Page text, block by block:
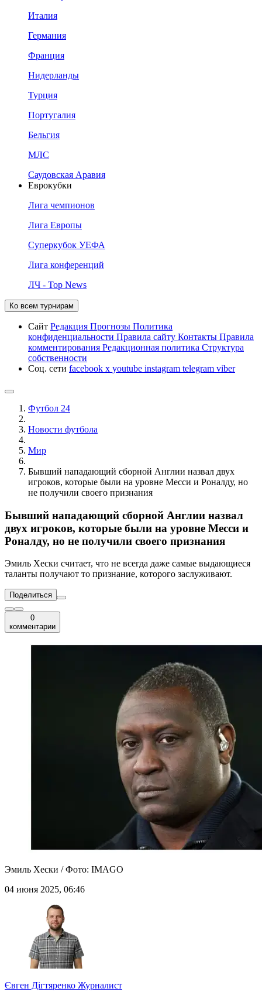
Италия
Германия
Франция
Нидерланды
Турция
Португалия
Бельгия
МЛС
Саудовская Аравия
Еврокубки
Лига чемпионов
Лига Европы
Суперкубок УЕФА
Лига конференций
ЛЧ - Top News
Ко всем турнирам
Сайт Редакция Прогнозы Политика
конфиденциальности Правила сайту Контакты Правила
комментирования Редакционная политика Структура
собственности
Соц. сети facebook x youtube instagram telegram viber
Футбол 24
Новости футбола
Мир
Бывший нападающий сборной Англии назвал двух
игроков, которые были на уровне Месси и Роналду, но
не получили своего признания
Бывший нападающий сборной Англии назвал
двух игроков, которые были на уровне Месси и
Роналду, но не получили своего признания
Эмиль Хески считает, что не всегда даже самые выдающиеся
таланты получают то признание, которого заслуживают.
Поделиться
0
комментарии
Эмиль Хески / Фото: IMAGO
04 июня 2025, 06:46
Євген Дігтяренко Журналист